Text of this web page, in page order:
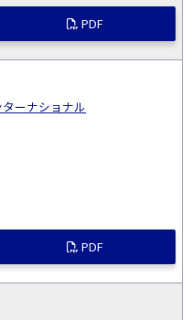
PDF
ーナショナル
PDF